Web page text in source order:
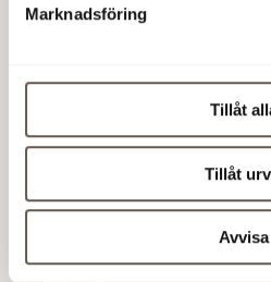
Marknadsföring
Tillåt
Tillåt
Avvisa
fastighetsnivå i nästan hela
samband med certifiering
BREEAM-SE. Analyserna av
förvaltningsfastigheterna
RCP 8,5-scenario med
nederbörd har identifierats
framtida potentiella risken.
används tar